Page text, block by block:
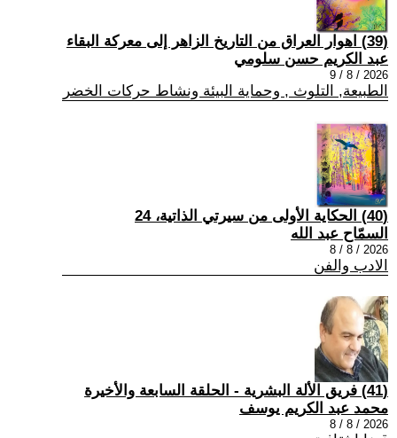
(39) اهوار العراق من التاريخ الزاهر إلى معركة البقاء
عبد الكريم حسن سلومي
2026 / 8 / 9
الطبيعة, التلوث , وحماية البيئة ونشاط حركات الخضر
(40) الحكاية الأولى من سيرتي الذاتية، 24
السمّاح عبد الله
2026 / 8 / 8
الادب والفن
(41) فريق الألة البشرية - الحلقة السابعة والأخيرة
محمد عبد الكريم يوسف
2026 / 8 / 8